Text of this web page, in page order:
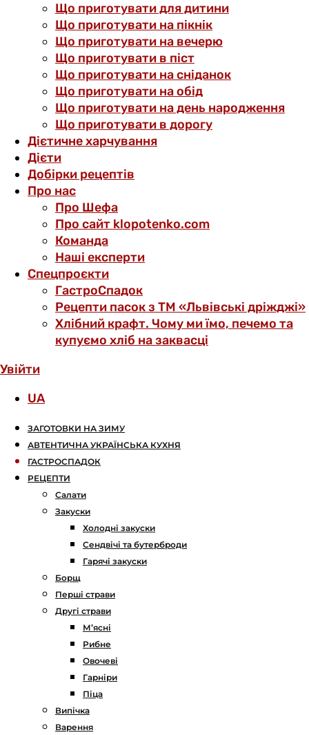
Що приготувати для дитини
Що приготувати на пікнік
Що приготувати на вечерю
Що приготувати в піст
Що приготувати на сніданок
Що приготувати на обід
Що приготувати на день народження
Що приготувати в дорогу
Дієтичне харчування
Дієти
Добірки рецептів
Про нас
Про Шефа
Про сайт klopotenko.com
Команда
Наші експерти
Спецпроєкти
ГастроСпадок
Рецепти пасок з ТМ «Львівські дріжджі»
Хлібний крафт. Чому ми їмо, печемо та
купуємо хліб на заквасці
Увійти
UA
ЗАГОТОВКИ НА ЗИМУ
АВТЕНТИЧНА УКРАЇНСЬКА КУХНЯ
ГАСТРОСПАДОК
РЕЦЕПТИ
Салати
Закуски
Холодні закуски
Сендвічі та бутерброди
Гарячі закуски
Борщ
Перші страви
Другі страви
М’ясні
Рибне
Овочеві
Гарніри
Піца
Випічка
Варення